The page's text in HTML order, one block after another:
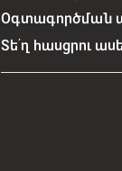
Օգտագործման
Տե՛ղ հասցրու